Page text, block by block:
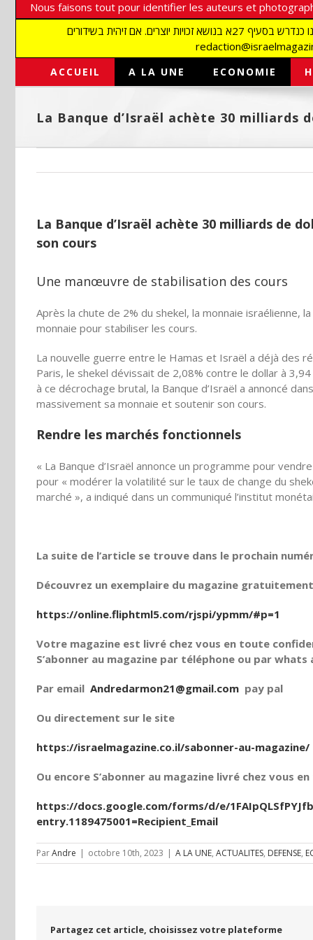
Nous faisons tout pour identifier les auteurs et
אנו עושים הכל כדי לזהות סופרים וצלמים על מנת לכבד את זכויותיהם. אנו מכבדים זכויות יוצרים ושואפים לאתר את בעלי הזכויות בתמונות המגיעות אלינו כנדרש בסעיף 27א בנושא זכויות יוצרים. אם זיהית בשידורים
ACCUEIL A LA UNE ECONOMIE
La Banque d’Israël achète 30
La Banque d’Israël achète 30 milliards de
son cours
Une manœuvre de stabilisation des cours
Après la chute de 2% du shekel, la monnaie israélienne,
monnaie pour stabiliser les cours.
La nouvelle guerre entre le Hamas et Israël a déjà des
Paris, le shekel dévissait de 2,08% contre le dollar à
à ce décrochage brutal, la Banque d’Israël a annoncé
massivement sa monnaie et soutenir son cours.
Rendre les marchés fonctionnels
« La Banque d’Israël annonce un programme pour
pour « modérer la volatilité sur le taux de change du
marché », a indiqué dans un communiqué l’institut
La suite de l’article se trouve dans le prochain
Découvrez un exemplaire du magazine
https://online.fliphtml5.com/rjspi/ypmm/#p=1
Votre magazine est livré chez vous en toute
S’abonner au magazine par téléphone ou par whats
Par email Andredarmon21@gmail.com pay pal
Ou directement sur le site
https://israelmagazine.co.il/sabonner-au-magazine/
Ou encore S’abonner au magazine livré chez vous
https://docs.google.com/forms/d/e/
entry.1189475001=Recipient_Email
ParAndre | octobre 10th, 2023 | A LA UNE, ACTUALITES, DEFENSE,
Partagez cet article, choisissez votre plateforme